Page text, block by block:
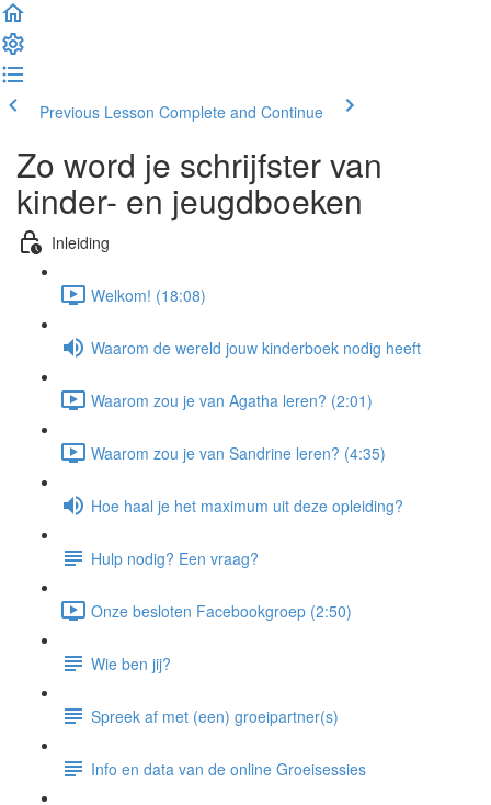
Previous Lesson Complete and Continue
Zo word je schrijfster van
kinder- en jeugdboeken
Inleiding
Welkom! (18:08)
Waarom de wereld jouw kinderboek nodig heeft
Waarom zou je van Agatha leren? (2:01)
Waarom zou je van Sandrine leren? (4:35)
Hoe haal je het maximum uit deze opleiding?
Hulp nodig? Een vraag?
Onze besloten Facebookgroep (2:50)
Wie ben jij?
Spreek af met (een) groeipartner(s)
Info en data van de online Groeisessies